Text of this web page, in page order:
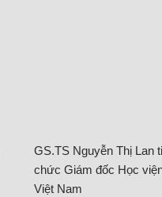
GS.TS Nguyễn Thị Lan
chức Giám đốc Học
Việt Nam